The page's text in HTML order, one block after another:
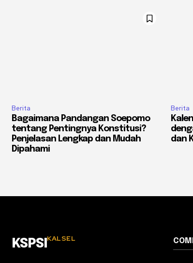
Berita
Bagaimana Pandangan Soepomo
tentang Pentingnya Konstitusi?
Penjelasan Lengkap dan Mudah
Dipahami
Berita
dan
KSPSI KALSEL